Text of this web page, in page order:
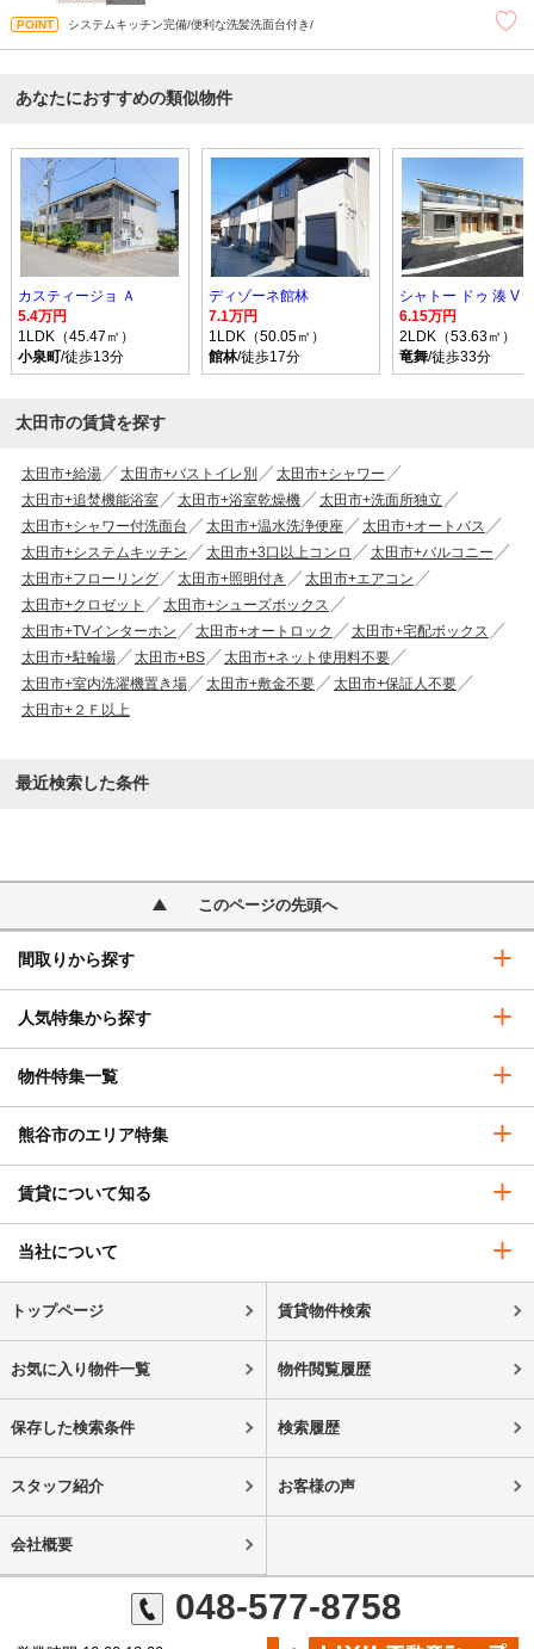
システムキッチン完備/便利な洗髪洗面台付き/
あなたにおすすめの類似物件
カスティージョ Ａ
5.4万円
1LDK（45.47㎡）
小泉町/徒歩13分
ディゾーネ館林
7.1万円
1LDK（50.05㎡）
館林/徒歩17分
シャトー ドゥ 湊 V
6.15万円
2LDK（53.63㎡）
竜舞/徒歩33分
太田市の賃貸を探す
太田市+給湯 太田市+バストイレ別
太田市+シャワー
太田市+追焚機能浴室
太田市+浴室乾燥機
太田市+洗面所独立
太田市+シャワー付洗面台
太田市+温水洗浄便座
太田市+オートバス
太田市+システムキッチン
太田市+3口以上コンロ
太田市+バルコニー
太田市+フローリング
太田市+照明付き
太田市+エアコン
太田市+クロゼット
太田市+シューズボックス
太田市+TVインターホン
太田市+オートロック
太田市+宅配ボックス
太田市+駐輪場
太田市+BS
太田市+ネット使用料不要
太田市+室内洗濯機置き場
太田市+敷金不要
太田市+保証人不要
太田市+２Ｆ以上
最近検索した条件
このページの先頭へ
間取りから探す
人気特集から探す
物件特集一覧
熊谷市のエリア特集
賃貸について知る
当社について
トップページ 賃貸物件検索
お気に入り物件一覧 物件閲覧履歴
保存した検索条件 検索履歴
スタッフ紹介 お客様の声
会社概要
048-577-8758